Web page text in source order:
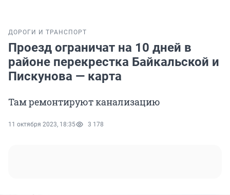
ДОРОГИ И ТРАНСПОРТ
Проезд ограничат на 10 дней в
районе перекрестка Байкальской и
Пискунова — карта
Там ремонтируют канализацию
11 октября 2023, 18:35 3 178